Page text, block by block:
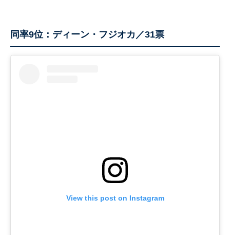
同率9位：ディーン・フジオカ／31票
View this post on Instagram